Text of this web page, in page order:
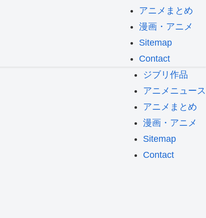
アニメまとめ
漫画・アニメ
Sitemap
Contact
ジブリ作品
アニメニュース
アニメまとめ
漫画・アニメ
Sitemap
Contact